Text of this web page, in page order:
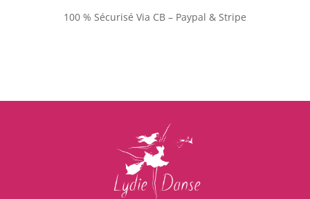
100 % Sécurisé Via CB – Paypal & Stripe